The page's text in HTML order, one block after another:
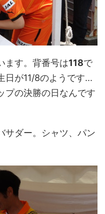
ます。背番号は118で
日が11/8のようです...
プの決勝の日なんです
サダー。シャツ、パン